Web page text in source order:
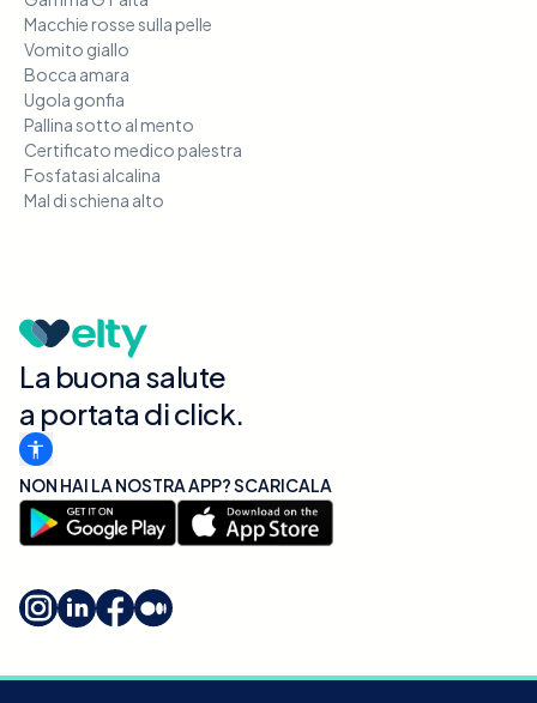
Macchie rosse sulla pelle
Vomito giallo
Bocca amara
Ugola gonfia
Pallina sotto al mento
Certificato medico palestra
Fosfatasi alcalina
Mal di schiena alto
La buona salute
a portata di click.
NON HAI LA NOSTRA APP? SCARICALA